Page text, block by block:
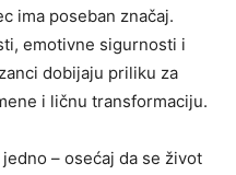
ima poseban značaj.
emotivne sigurnosti i
dobijaju priliku za
i ličnu transformaciju.
– osećaj da se život